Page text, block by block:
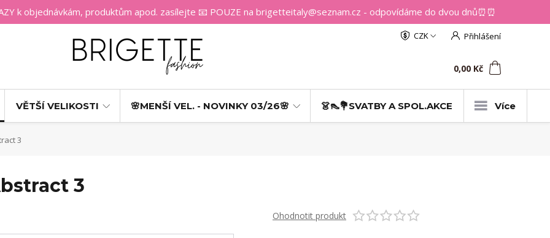
k objednávkám, produktům apod. zasílejte 📧 POUZE na brigetteitaly@seznam.cz - odpovídáme do dvou dnů⏰⏰
CZK
Přihlášení
0,00 Kč
VĚTŠÍ VELIKOSTI 🌸MENŠÍ VEL. - NOVINKY 03/26🌸 👗👠💐SVATBY A SPOL.AKCE Více
3
3
Ohodnotit produkt